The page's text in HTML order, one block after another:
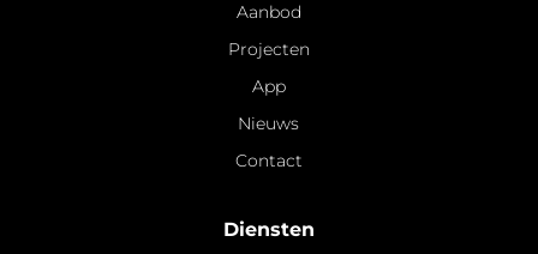
Aanbod
Projecten
App
Nieuws
Contact
Diensten